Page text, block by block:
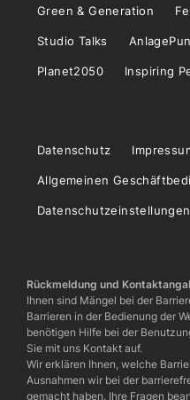
Green & Generation
Studio Talks
Planet2050 Inspiring
Datenschutz
Allgemeinen
Datenschutzeinstellungen
Rückmeldung und
Ihnen sind Mängel bei der
Barrieren in der Bedienung der
benötigen Hilfe bei der
Sie mit uns Kontakt auf.
Wir erklären Ihnen, welche
Ausnahmen wir bei der
gemacht haben. Ihre Fragen